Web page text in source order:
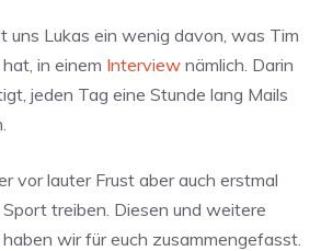
uns Lukas ein wenig davon, was Tim
in einem Interview nämlich. Darin
jeden Tag eine Stunde lang Mails
vor lauter Frust aber auch erstmal
treiben. Diesen und weitere
wir für euch zusammengefasst.